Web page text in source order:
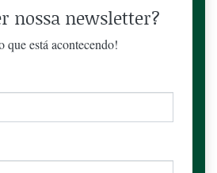
nossa newsletter?
que está acontecendo!